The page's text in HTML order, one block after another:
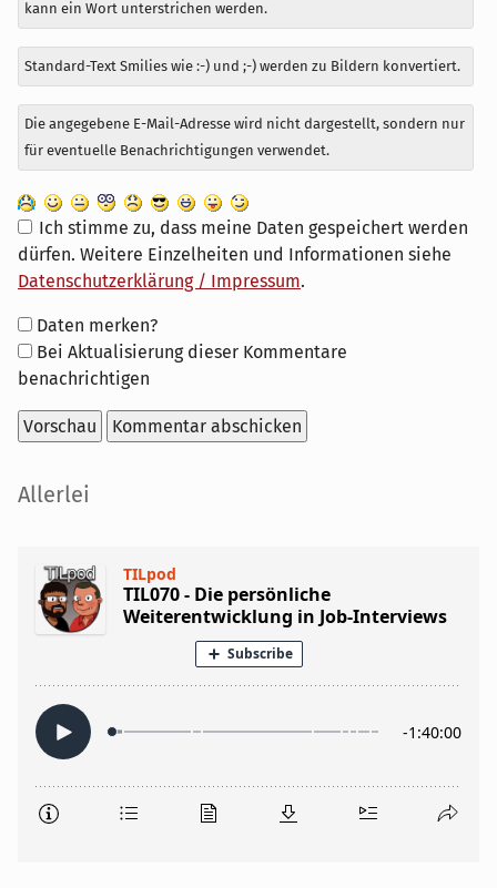
kann ein Wort unterstrichen werden.
Standard-Text Smilies wie :-) und ;-) werden zu Bildern konvertiert.
Die angegebene E-Mail-Adresse wird nicht dargestellt, sondern nur
für eventuelle Benachrichtigungen verwendet.
Ich stimme zu, dass meine Daten gespeichert werden
dürfen. Weitere Einzelheiten und Informationen siehe
Datenschutzerklärung / Impressum.
Formular-
Optionen
Daten merken?
Bei Aktualisierung dieser Kommentare
benachrichtigen
Seitenleiste
Allerlei